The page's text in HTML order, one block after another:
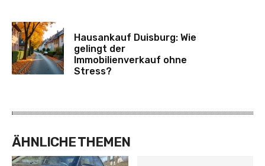
Hausankauf Duisburg: Wie
gelingt der
Immobilienverkauf ohne
Stress?
ÄHNLICHE THEMEN